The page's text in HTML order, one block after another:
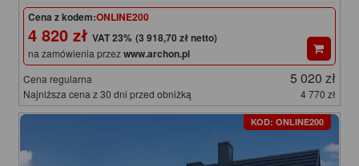
Cena z kodem:ONLINE200
4 820 zł (3 918,70 zł netto)
na zamówienia przezwww.archon.pl
Cena regularna 5 020 zł
Najniższa cena z 30 dni przed obniżką 4 770 zł
KOD: ONLINE200